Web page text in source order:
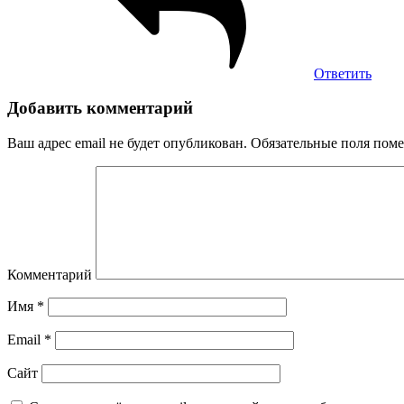
Ответить
Добавить комментарий
Ваш адрес email не будет опубликован. Обязательные поля
Комментарий
Имя *
Email *
Сайт